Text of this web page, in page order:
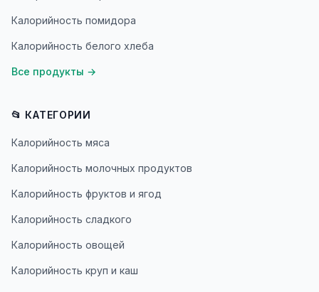
Калорийность помидора
Калорийность белого хлеба
Все продукты →
📂 КАТЕГОРИИ
Калорийность мяса
Калорийность молочных продуктов
Калорийность фруктов и ягод
Калорийность сладкого
Калорийность овощей
Калорийность круп и каш